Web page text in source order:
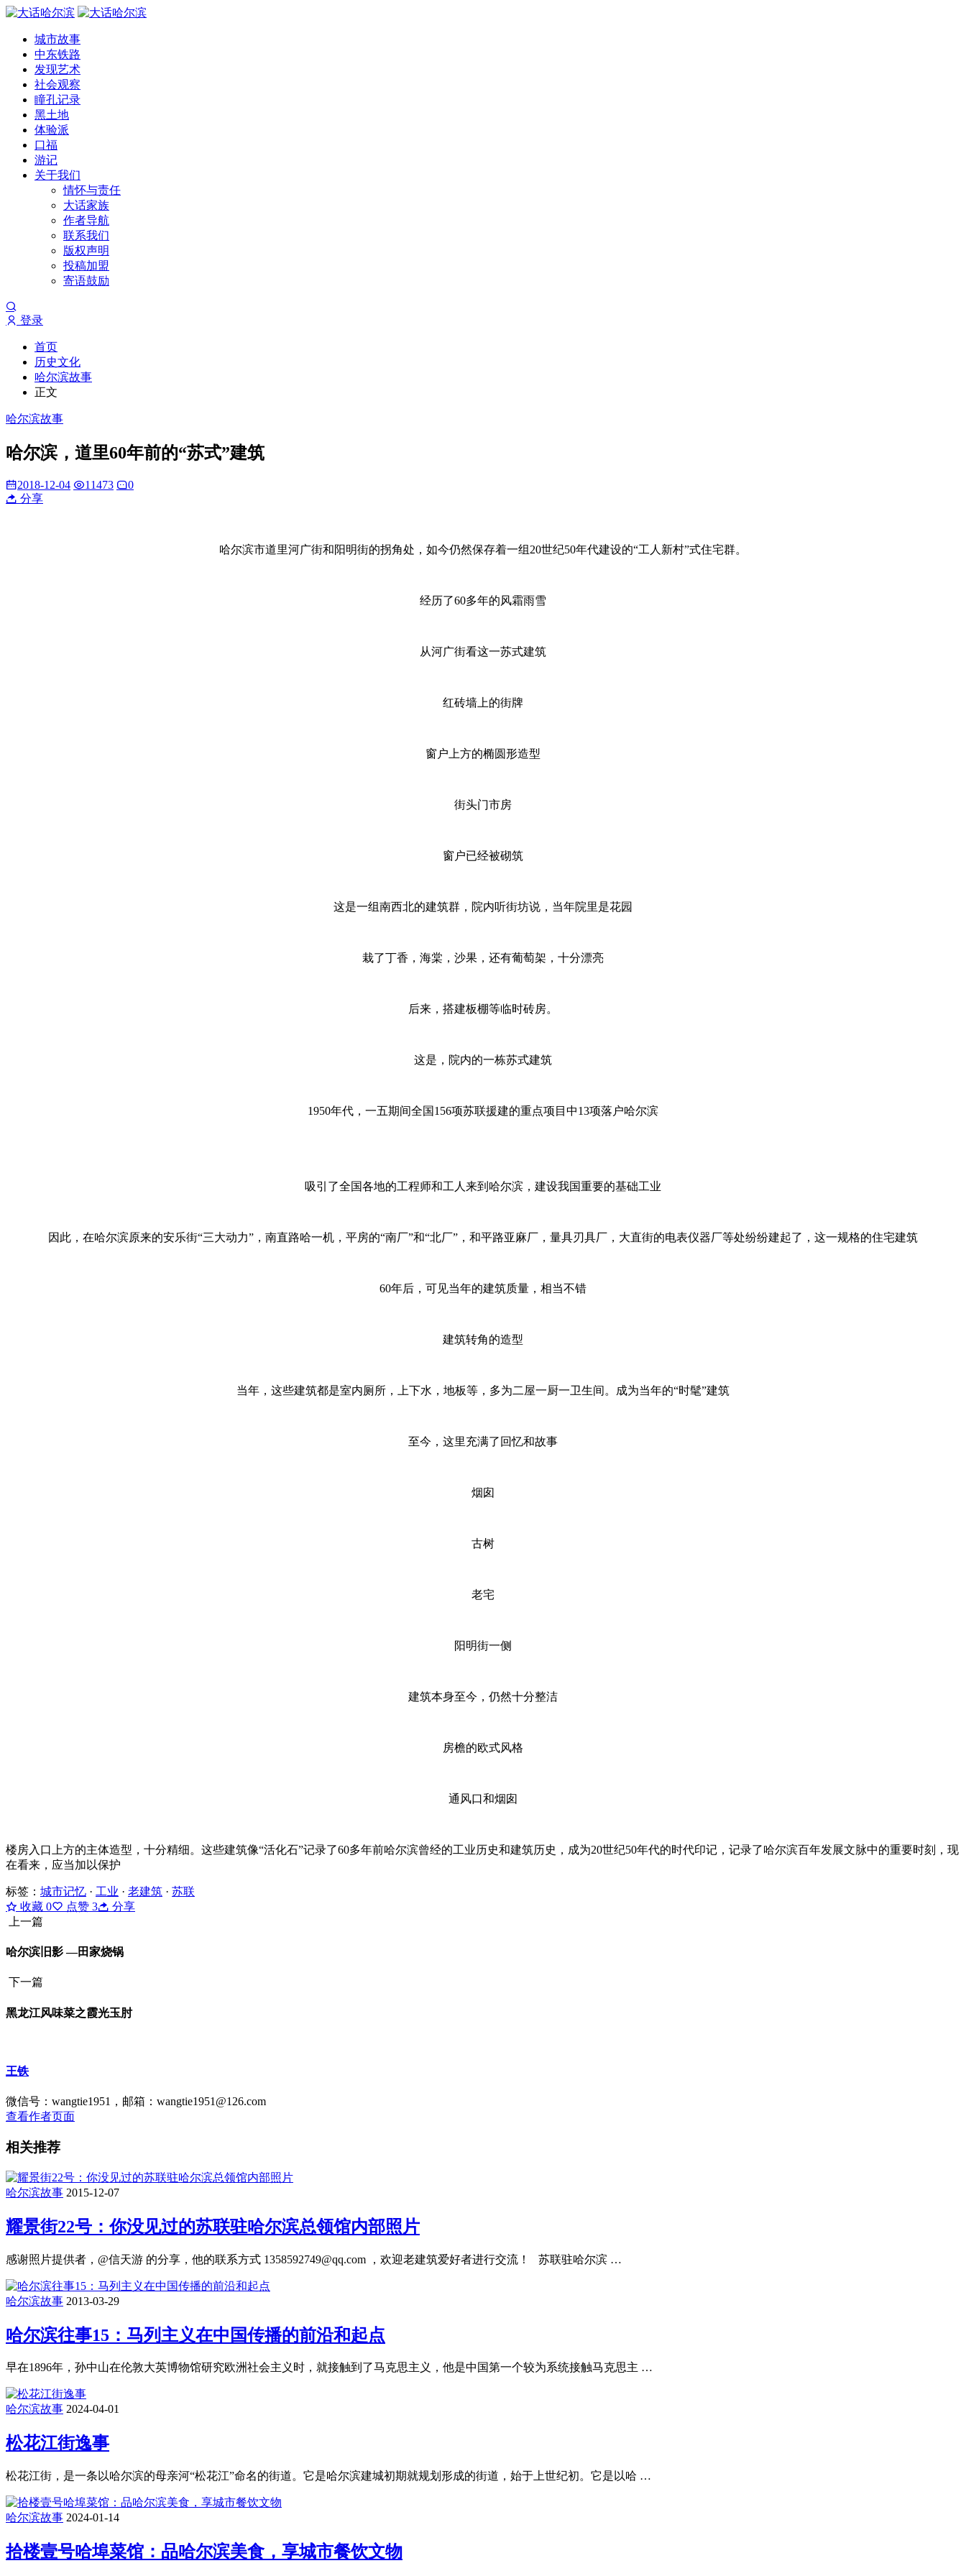
城市故事
中东铁路
发现艺术
社会观察
瞳孔记录
黑土地
体验派
口福
游记
关于我们
情怀与责任
大话家族
作者导航
联系我们
版权声明
投稿加盟
寄语鼓励
登录
首页
历史文化
哈尔滨故事
正文
哈尔滨故事
哈尔滨，道里60年前的“苏式”建筑
2018-12-04 11473
0
分享
哈尔滨市道里河广街和阳明街的拐角处，如今仍然保存着一组20世纪50年代建设的“工人新村”式住宅群。
经历了60多年的风霜雨雪
从河广街看这一苏式建筑
红砖墙上的街牌
窗户上方的椭圆形造型
街头门市房
窗户已经被砌筑
这是一组南西北的建筑群，院内听街坊说，当年院里是花园
栽了丁香，海棠，沙果，还有葡萄架，十分漂亮
后来，搭建板棚等临时砖房。
这是，院内的一栋苏式建筑
1950年代，一五期间全国156项苏联援建的重点项目中13项落户哈尔滨
吸引了全国各地的工程师和工人来到哈尔滨，建设我国重要的基础工业
因此，在哈尔滨原来的安乐街“三大动力”，南直路哈一机，平房的“南厂”和“北厂”，和平路亚麻厂，量具刃具厂，大直街的电表仪器厂等处纷纷建起了，这一规格的住宅建筑
60年后，可见当年的建筑质量，相当不错
建筑转角的造型
当年，这些建筑都是室内厕所，上下水，地板等，多为二屋一厨一卫生间。成为当年的“时髦”建筑
至今，这里充满了回忆和故事
烟囱
古树
老宅
阳明街一侧
建筑本身至今，仍然十分整洁
房檐的欧式风格
通风口和烟囱
楼房入口上方的主体造型，十分精细。这些建筑像“活化石”记录了60多年前哈尔滨曾经的工业历史和建筑历史，成为20世纪50年代的时代印记，记录了哈尔滨百年发展文脉中的重要时刻，现
在看来，应当加以保护
标签： 城市记忆 · 工业 · 老建筑 · 苏联
收藏 0 点赞 3
分享
上一篇
哈尔滨旧影 —田家烧锅
下一篇
黑龙江风味菜之霞光玉肘
王铁
微信号：wangtie1951，邮箱：wangtie1951@126.com
查看作者页面
相关推荐
哈尔滨故事 2015-12-07
耀景街22号：你没见过的苏联驻哈尔滨总领馆内部照片
感谢照片提供者，@信天游 的分享，他的联系方式 1358592749@qq.com ，欢迎老建筑爱好者进行交流！ 苏联驻哈尔滨 …
哈尔滨故事 2013-03-29
哈尔滨往事15：马列主义在中国传播的前沿和起点
早在1896年，孙中山在伦敦大英博物馆研究欧洲社会主义时，就接触到了马克思主义，他是中国第一个较为系统接触马克思主 …
哈尔滨故事 2024-04-01
松花江街逸事
松花江街，是一条以哈尔滨的母亲河“松花江”命名的街道。它是哈尔滨建城初期就规划形成的街道，始于上世纪初。它是以哈 …
哈尔滨故事 2024-01-14
拾楼壹号哈埠菜馆：品哈尔滨美食，享城市餐饮文物